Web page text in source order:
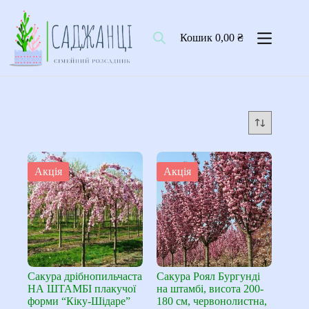
вмісту
Кошик0,00₴
Акція
Сакура дрібнопильчаста
НА ШТАМБІ плакучої
форми “Кіку-Шідаре”
Акція
Сакура Роял Бургунді
на штамбі, висота 200-
180 см, червонолистна,